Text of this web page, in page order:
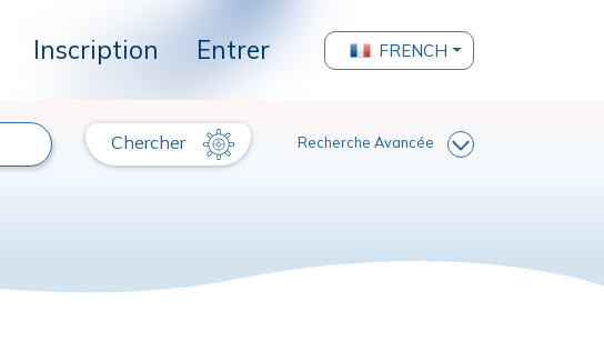
Inscription Entrer FRENCH
Chercher Recherche Avancée